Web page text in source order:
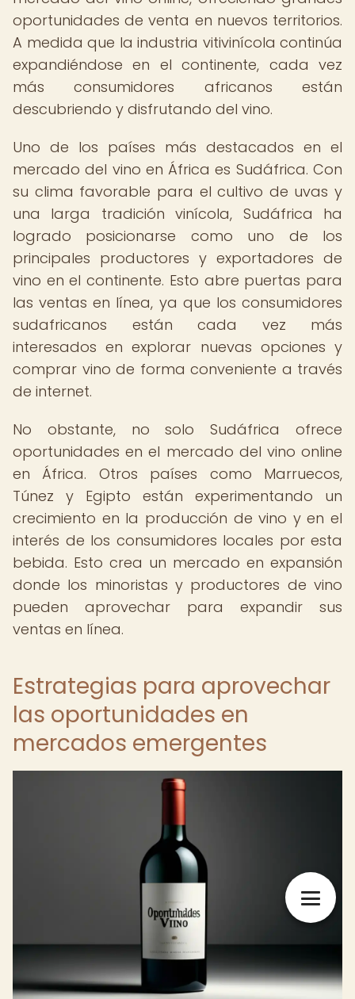
oportunidades de venta en nuevos territorios.
A medida que la industria vitivinícola continúa
expandiéndose en el continente, cada vez
más consumidores africanos están
descubriendo y disfrutando del vino.
Uno de los países más destacados en el
mercado del vino en África es Sudáfrica. Con
su clima favorable para el cultivo de uvas y
una larga tradición vinícola, Sudáfrica ha
logrado posicionarse como uno de los
principales productores y exportadores de
vino en el continente. Esto abre puertas para
las ventas en línea, ya que los consumidores
sudafricanos están cada vez más
interesados en explorar nuevas opciones y
comprar vino de forma conveniente a través
de internet.
No obstante, no solo Sudáfrica ofrece
oportunidades en el mercado del vino online
en África. Otros países como Marruecos,
Túnez y Egipto están experimentando un
crecimiento en la producción de vino y en el
interés de los consumidores locales por esta
bebida. Esto crea un mercado en expansión
donde los minoristas y productores de vino
pueden aprovechar para expandir sus
ventas en línea.
Estrategias para aprovechar
las oportunidades en
mercados emergentes